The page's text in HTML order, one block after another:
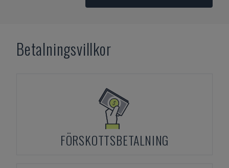
Betalningsvillkor
FÖRSKOTTSBETALNING